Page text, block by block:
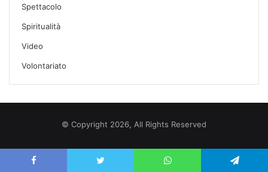
Spettacolo
Spiritualità
Video
Volontariato
© Copyright 2026, All Rights Reserved